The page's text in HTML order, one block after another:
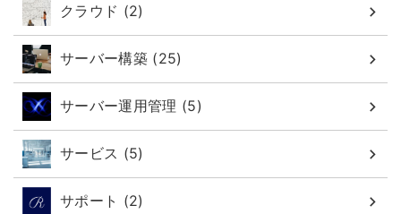
クラウド (2)
サーバー構築 (25)
サーバー運用管理 (5)
サービス (5)
サポート (2)